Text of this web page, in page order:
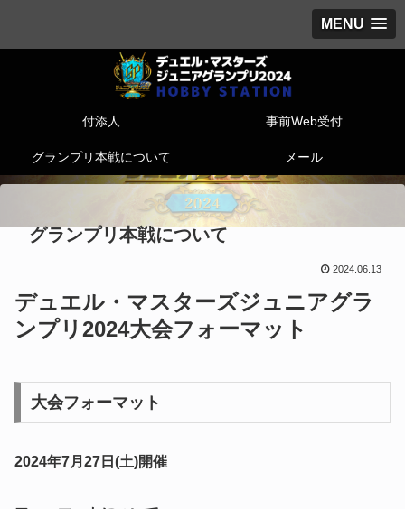
MENU
付添人 事前Web受付
グランプリ本戦について メール
グランプリ本戦について
2024.06.13
デュエル・マスターズジュニアグラ
ンプリ2024大会フォーマット
大会フォーマット
2024年7月27日(土)開催